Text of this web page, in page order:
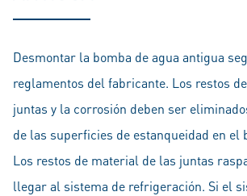
Desmontar la bomba de agua antigua
reglamentos del fabricante. Los restos
juntas y la corrosión deben ser
de las superficies de estanqueidad en el
Los restos de material de las juntas
llegar al sistema de refrigeración. Si el